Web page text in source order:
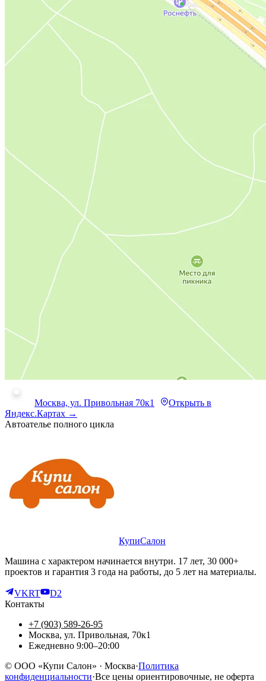
Москва, ул. Привольная 70к1
Открыть в
Яндекс.Картах →
Автоателье полного цикла
КупиСалон
Машина с характером начинается внутри. 17 лет, 30 000+
проектов и гарантия 3 года на работы, до 5 лет на материалы.
VKRT
D2
Контакты
+7 (903) 589-26-95
Москва, ул. Привольная, 70к1
Ежедневно 9:00–20:00
© ООО «Купи Салон» · Москва·Политика
конфиденциальности·Все цены ориентировочные, не оферта